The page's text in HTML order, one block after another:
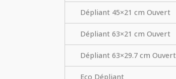
Dépliant 45×21 cm Ouvert
Dépliant 63×21 cm Ouvert
Dépliant 63×29.7 cm Ouvert
Eco Dépliant